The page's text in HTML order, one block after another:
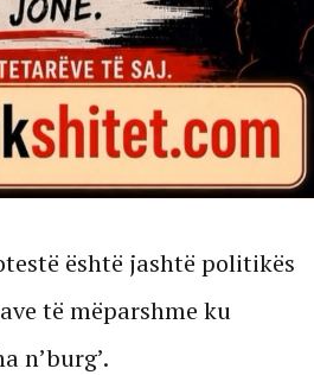
është jashtë politikës
të mëparshme ku
n’burg’.